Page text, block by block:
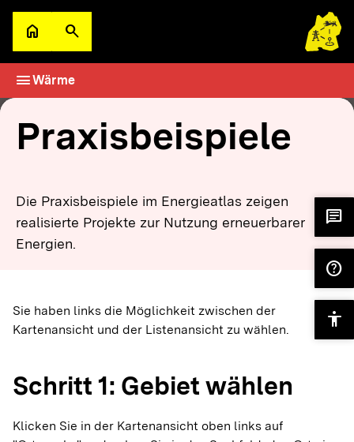
Zum Hauptinhalt springen
homeZur Startseite
searchSuche öffnen
menuWärme
Praxisbeispiele
Die Praxisbeispiele im Energieatlas zeigen
realisierte Projekte zur Nutzung erneuerbarer
Energien.
Sie haben links die Möglichkeit zwischen der
Kartenansicht und der Listenansicht zu wählen.
Schritt 1: Gebiet wählen
Klicken Sie in der Kartenansicht oben links auf
chat
help
accessibility